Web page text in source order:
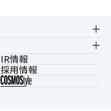
IR情報
採用情報